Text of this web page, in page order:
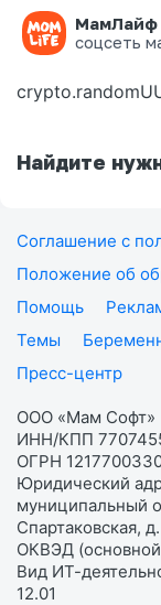
МамЛайф
соцсеть
Ошибка
Найдите
Соглашение с
Положение об
Помощь
Темы
Пресс-центр
ООО «Мам Софт»
ИНН/КПП
ОГРН
Юридический
муниципальный
Спартаковская,
ОКВЭД
Вид ИТ-
12.01